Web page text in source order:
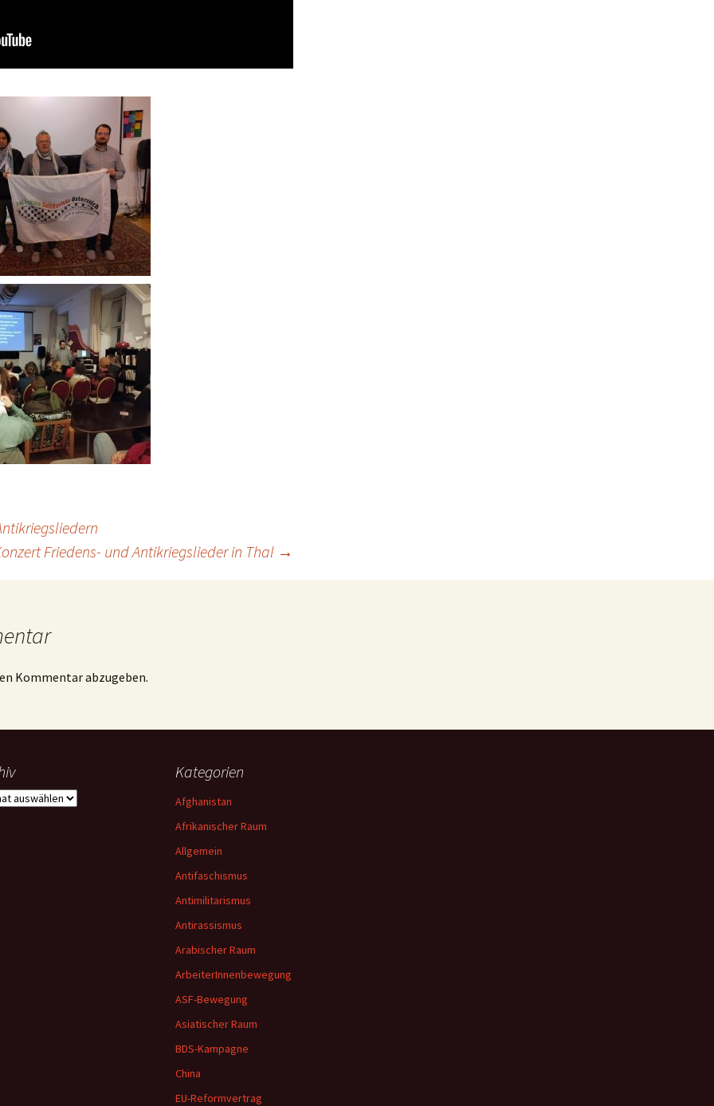
Friedens- und Antikriegslieder in Thal →
Kommentar abzugeben.
Kategorien
Afghanistan
Afrikanischer Raum
Allgemein
Antifaschismus
Antimilitarismus
Antirassismus
Arabischer Raum
ArbeiterInnenbewegung
ASF-Bewegung
Asiatischer Raum
BDS-Kampagne
China
EU-Reformvertrag